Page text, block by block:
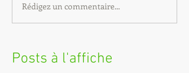
Rédigez un commentaire...
Posts à l'affiche